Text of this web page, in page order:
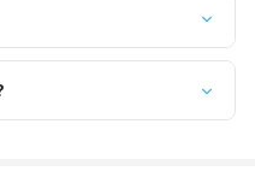
desconto.
para solicitar troca.
ou e-mail.